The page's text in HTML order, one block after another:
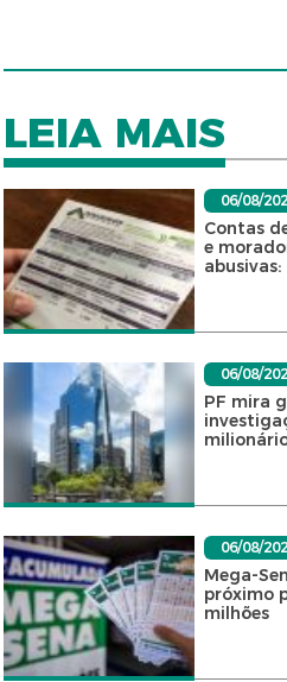
LEIA MAIS
06/08/
Contas
e
abusivas:
06/08/
PF mira
06/08/
Mega-
próximo
milhões